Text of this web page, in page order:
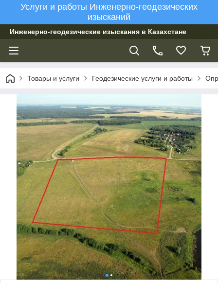
Услуги и работы Инженерно-геодезических
изысканий
Инженерно-геодезические изыскания в Казахстане
Товары и услуги Геодезические услуги и работы